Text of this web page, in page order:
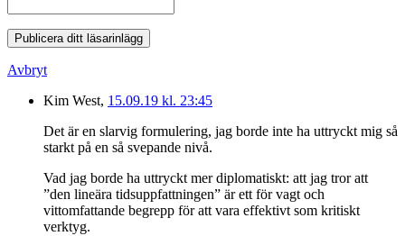
Publicera ditt läsarinlägg
Avbryt
Kim West, 15.09.19 kl. 23:45
Det är en slarvig formulering, jag borde inte ha uttryckt mig så
starkt på en så svepande nivå.
Vad jag borde ha uttryckt mer diplomatiskt: att jag tror att
”den lineära tidsuppfattningen” är ett för vagt och
vittomfattande begrepp för att vara effektivt som kritiskt
verktyg.